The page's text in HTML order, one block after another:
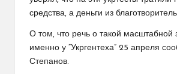
средства, а деньги из
О том, что речь о такой масштабной
именно у “Укргентеха” 25 апреля
Степанов.